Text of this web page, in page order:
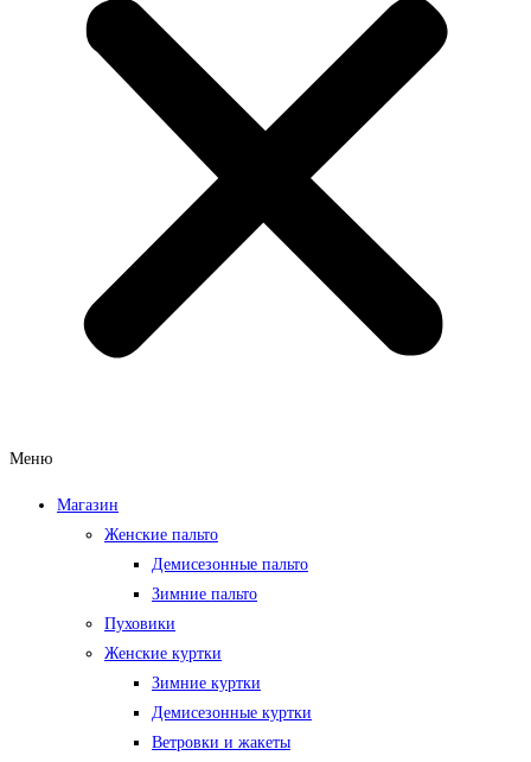
Меню
Магазин
Женские пальто
Демисезонные пальто
Зимние пальто
Пуховики
Женские куртки
Зимние куртки
Демисезонные куртки
Ветровки и жакеты